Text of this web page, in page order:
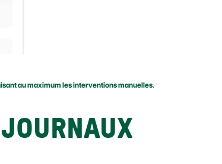
au maximum les interventions manuelles.